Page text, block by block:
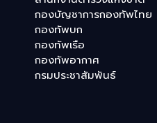
กองบัญชาการกองทัพไทย
กองทัพบก
กองทัพเรือ
กองทัพอากาศ
กรมประชาสัมพันธ์